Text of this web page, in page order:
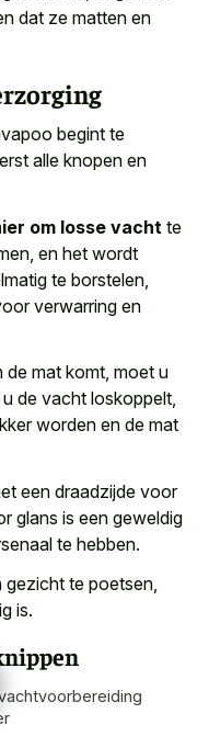
dat ze matten en
begint te
alle knopen en
om losse vacht te
en het wordt
te borstelen,
verwarring en
mat komt, moet u
de vacht loskoppelt,
worden en de mat
een draadzijde voor
glans is een geweldig
te hebben.
te poetsen,
is.